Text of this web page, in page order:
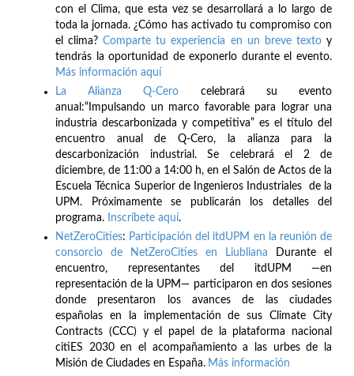
con el Clima, que esta vez se desarrollará a lo largo de
toda la jornada. ¿Cómo has activado tu compromiso con
el clima?Comparte tu experiencia en un breve textoy
tendrás la oportunidad de exponerlo durante el evento.
Más información aquí
La Alianza Q-Cero celebrará su evento
anual:“Impulsando un marco favorable para lograr una
industria descarbonizada y competitiva” es el título del
encuentro anual de Q-Cero, la alianza para la
descarbonización industrial. Se celebrará el 2 de
diciembre, de 11:00 a 14:00 h, en el Salón de Actos de la
Escuela Técnica Superior de Ingenieros Industriales de la
UPM. Próximamente se publicarán los detalles del
programa.
Inscríbete aquí.
NetZeroCities: Participación del itdUPM en la reunión de
consorcio de NetZeroCities en Liubliana Durante el
encuentro, representantes del itdUPM —en
representación de la UPM— participaron en dos sesiones
donde presentaron los avances de las ciudades
españolas en la implementación de sus Climate City
Contracts (CCC) y el papel de la plataforma nacional
citiES 2030 en el acompañamiento a las urbes de la
Misión de Ciudades en España. Más información